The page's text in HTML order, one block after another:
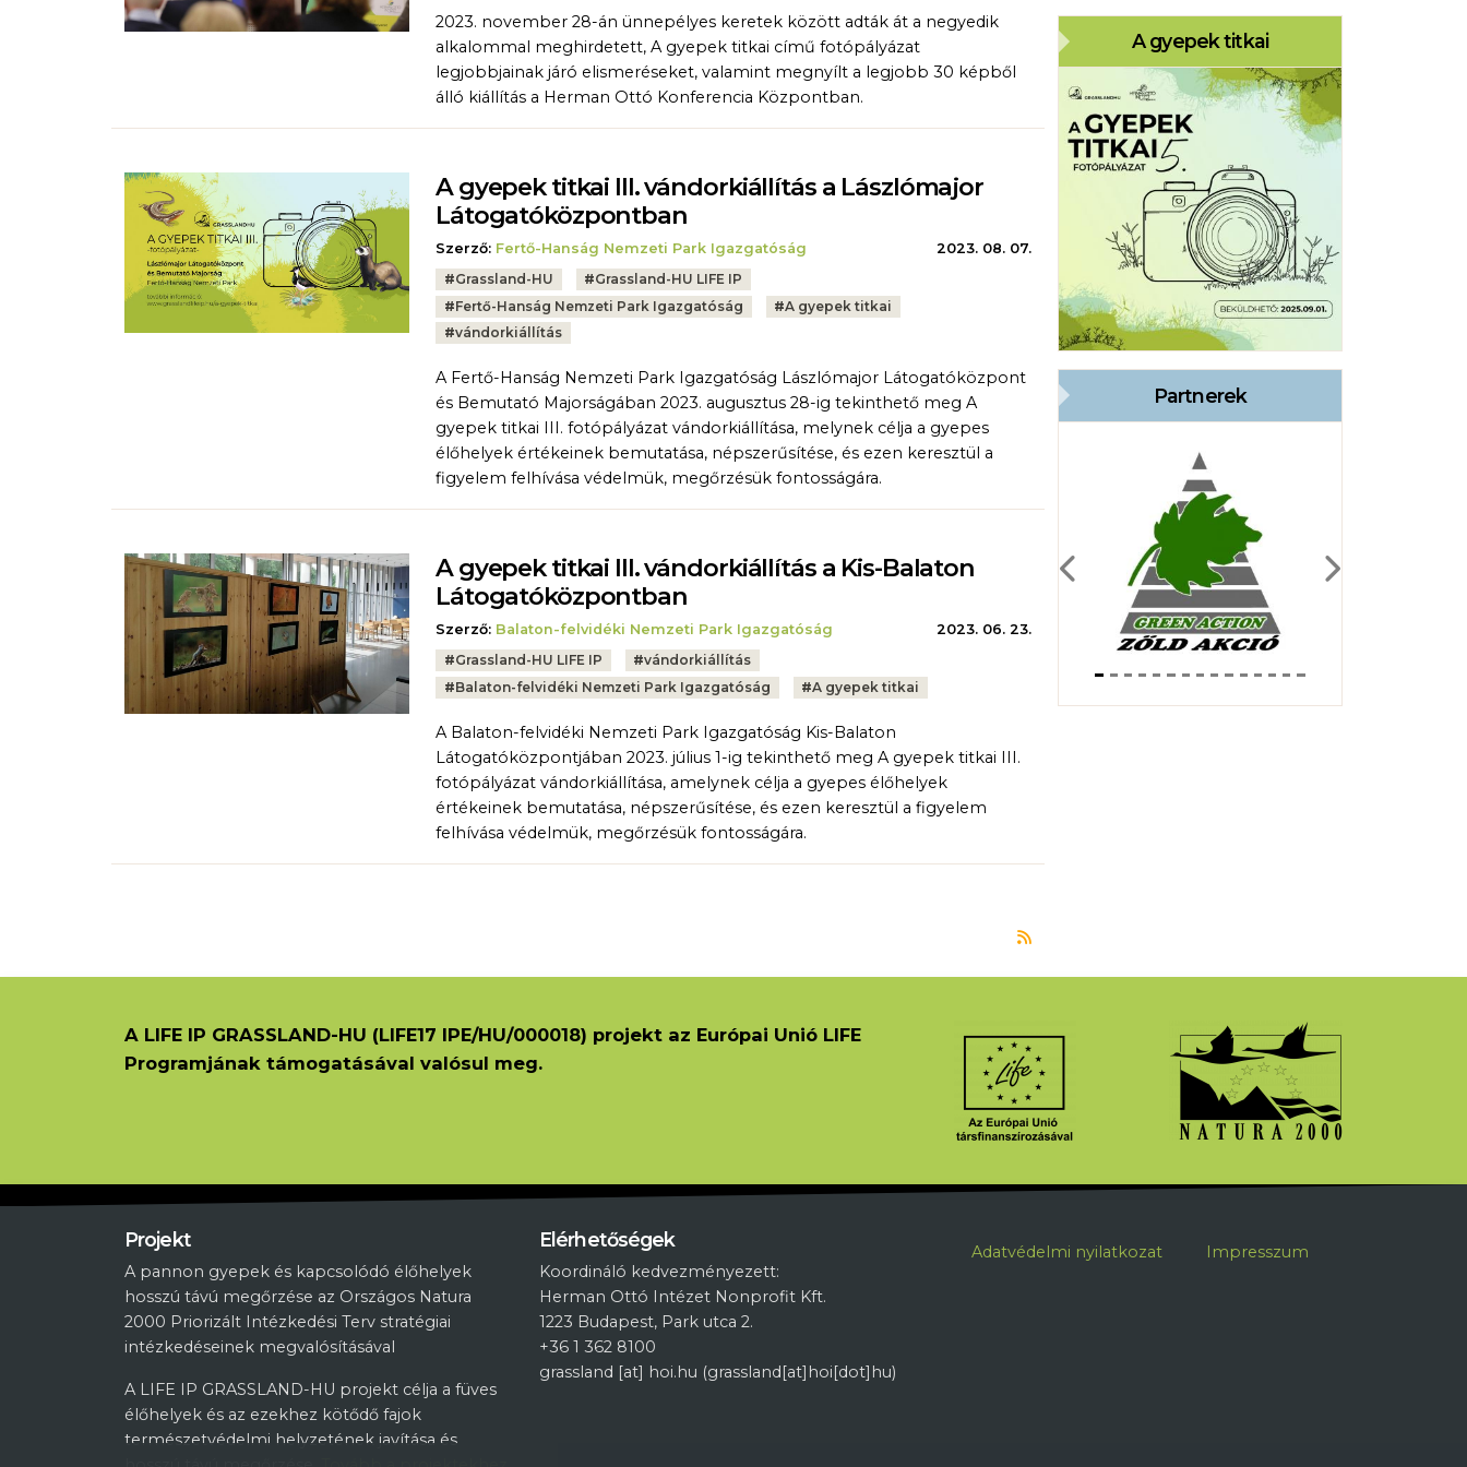
2023. november 28-án ünnepélyes keretek között adták át a negyedik
alkalommal meghirdetett, A gyepek titkai című fotópályázat
legjobbjainak járó elismeréseket, valamint megnyílt a legjobb 30 képből
álló kiállítás a Herman Ottó Konferencia Központban.
A gyepek titkai III. vándorkiállítás a Lászlómajor
Látogatóközpontban
Szerző: Fertő-Hanság Nemzeti Park Igazgatóság
2023. 08. 07.
Tags:
#Grassland-HU #Grassland-HU LIFE IP
#Fertő-Hanság Nemzeti Park Igazgatóság #A gyepek titkai
#vándorkiállítás
A Fertő-Hanság Nemzeti Park Igazgatóság Lászlómajor Látogatóközpont
és Bemutató Majorságában 2023. augusztus 28-ig tekinthető meg A
gyepek titkai III. fotópályázat vándorkiállítása, melynek célja a gyepes
élőhelyek értékeinek bemutatása, népszerűsítése, és ezen keresztül a
figyelem felhívása védelmük, megőrzésük fontosságára.
A gyepek titkai III. vándorkiállítás a Kis-Balaton
Látogatóközpontban
Szerző: Balaton-felvidéki Nemzeti Park Igazgatóság
2023. 06. 23.
Tags:
#Grassland-HU LIFE IP #vándorkiállítás
#Balaton-felvidéki Nemzeti Park Igazgatóság #A gyepek titkai
A Balaton-felvidéki Nemzeti Park Igazgatóság Kis-Balaton
Látogatóközpontjában 2023. július 1-ig tekinthető meg A gyepek titkai III.
fotópályázat vándorkiállítása, amelynek célja a gyepes élőhelyek
értékeinek bemutatása, népszerűsítése, és ezen keresztül a figyelem
felhívása védelmük, megőrzésük fontosságára.
Feliratkozás a következőre: vándorkiállítás
A gyepek titkai
Partnerek
Previous Next
A LIFE IP GRASSLAND-HU (LIFE17 IPE/HU/000018) projekt az Európai Unió LIFE
Programjának támogatásával valósul meg.
Projekt
A pannon gyepek és kapcsolódó élőhelyek
hosszú távú megőrzése az Országos Natura
2000 Priorizált Intézkedési Terv stratégiai
intézkedéseinek megvalósításával
A LIFE IP GRASSLAND-HU projekt célja a füves
élőhelyek és az ezekhez kötődő fajok
természetvédelmi helyzetének javítása és
Elérhetőségek
Koordináló kedvezményezett:
Herman Ottó Intézet Nonprofit Kft.
1223 Budapest, Park utca 2.
+36 1 362 8100
grassland [at] hoi.hu (grassland[at]hoi[dot]hu)
Lábléc
Adatvédelmi nyilatkozat Impresszum